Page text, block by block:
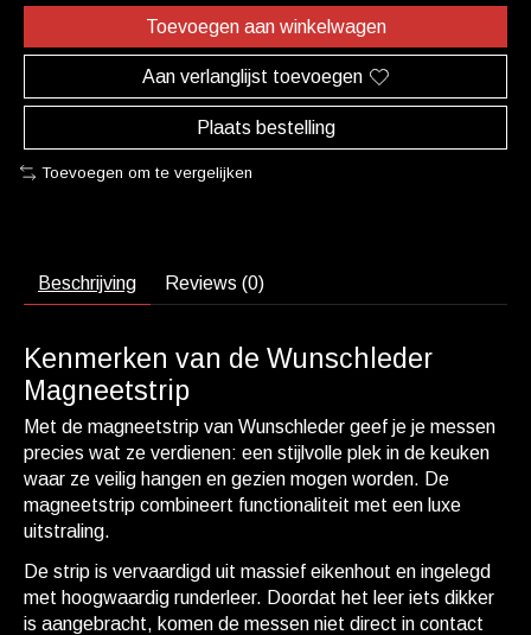
Toevoegen aan winkelwagen
Aan verlanglijst toevoegen
Plaats bestelling
Toevoegen om te vergelijken
Beschrijving Reviews (0)
Kenmerken van de Wunschleder
Magneetstrip
Met de magneetstrip van Wunschleder geef je je messen
precies wat ze verdienen: een stijlvolle plek in de keuken
waar ze veilig hangen en gezien mogen worden. De
magneetstrip combineert functionaliteit met een luxe
uitstraling.
De strip is vervaardigd uit massief eikenhout en ingelegd
met hoogwaardig runderleer. Doordat het leer iets dikker
is aangebracht, komen de messen niet direct in contact